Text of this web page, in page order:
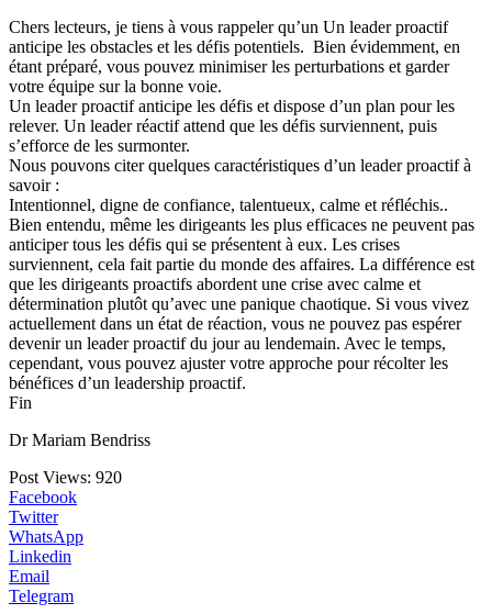
Chers lecteurs, je tiens à vous rappeler qu’un Un leader proactif
anticipe les obstacles et les défis potentiels. Bien évidemment, en
étant préparé, vous pouvez minimiser les perturbations et garder
votre équipe sur la bonne voie.
Un leader proactif anticipe les défis et dispose d’un plan pour les
relever. Un leader réactif attend que les défis surviennent, puis
s’efforce de les surmonter.
Nous pouvons citer quelques caractéristiques d’un leader proactif à
savoir :
Intentionnel, digne de confiance, talentueux, calme et réfléchis..
Bien entendu, même les dirigeants les plus efficaces ne peuvent pas
anticiper tous les défis qui se présentent à eux. Les crises
surviennent, cela fait partie du monde des affaires. La différence est
que les dirigeants proactifs abordent une crise avec calme et
détermination plutôt qu’avec une panique chaotique. Si vous vivez
actuellement dans un état de réaction, vous ne pouvez pas espérer
devenir un leader proactif du jour au lendemain. Avec le temps,
cependant, vous pouvez ajuster votre approche pour récolter les
bénéfices d’un leadership proactif.
Fin
Dr Mariam Bendriss
Post Views: 920
Facebook
Twitter
WhatsApp
Linkedin
Email
Telegram